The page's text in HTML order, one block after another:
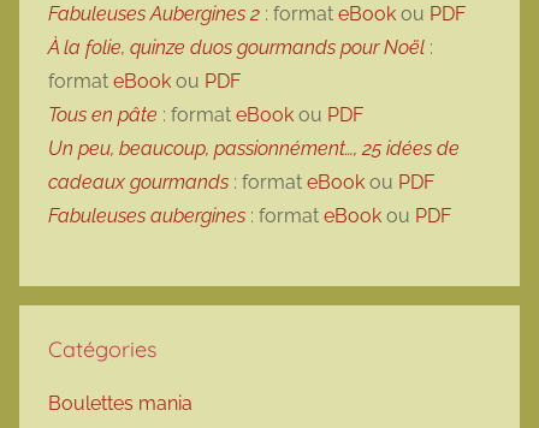
Fabuleuses Aubergines 2 : format eBook ou PDF
À la folie, quinze duos gourmands pour Noël :
format eBook ou PDF
Tous en pâte : format eBook ou PDF
Un peu, beaucoup, passionnément…, 25 idées de
cadeaux gourmands : format eBook ou PDF
Fabuleuses aubergines : format eBook ou PDF
Catégories
Boulettes mania